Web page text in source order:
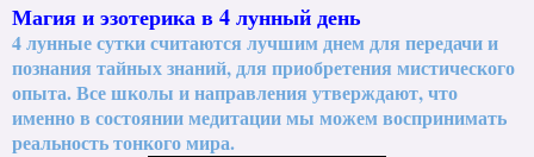
Магия и эзотерика в 4 лунный день
4 лунные сутки считаются лучшим днем для передачи и
познания тайных знаний, для приобретения мистического
опыта. Все школы и направления утверждают, что
именно в состоянии медитации мы можем воспринимать
реальность тонкого мира.